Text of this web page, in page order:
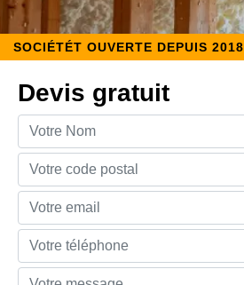
SOCIÉTÉT OUVERTE DEPUIS 2018
Devis gratuit